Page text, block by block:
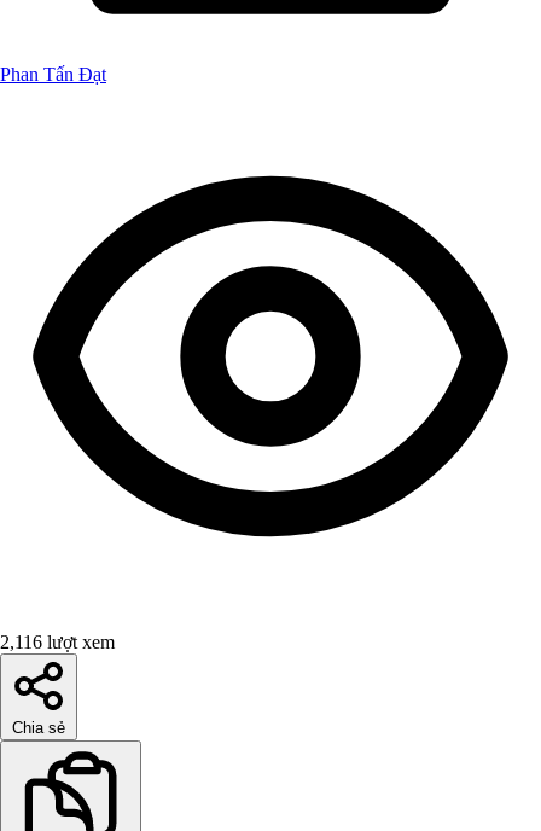
Phan Tấn Đạt
2,116 lượt xem
Chia sẻ